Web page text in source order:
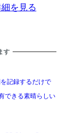
を見る
す
記録するだけで
できる素晴らしい